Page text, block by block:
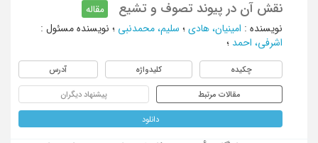
نقش آن در پیوند تصوف و تشیع
مقاله
نویسنده : امینیان، هادی ؛ سلیم، محمدنبی ؛ نویسنده مسئول :
اشرفی، احمد ؛
چکیده کلیدواژه آدرس
مقالات مرتبط پیشنهاد دیگران
دانلود